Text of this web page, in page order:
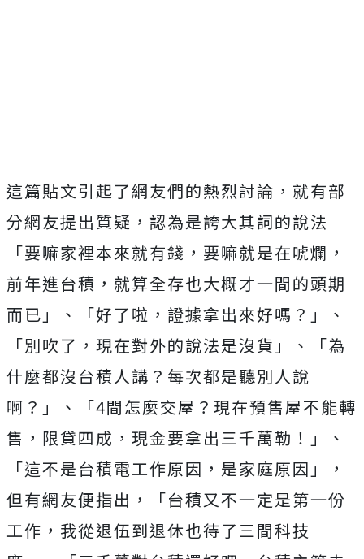
這篇貼文引起了網友們的熱烈討論，就有部
分網友提出質疑，認為是誇大其詞的說法
「要嘛家裡本來就有錢，要嘛就是在唬爛，
前年進台積，就算全存也大概才一間的頭期
而已」、「好了啦，證據拿出來好嗎？」、
「別吹了，現在對外的說法是沒貨」、「為
什麼都沒台積人講？每次都是聽別人說
啊？」、「4間怎麼交屋？現在預售屋不能轉
售，限貸四成，現金要拿出三千萬勒！」、
「這不是台積電工作原因，是家庭原因」，
但有網友便指出，「台積又不一定是第一份
工作，我從退伍到退休也待了三間科技